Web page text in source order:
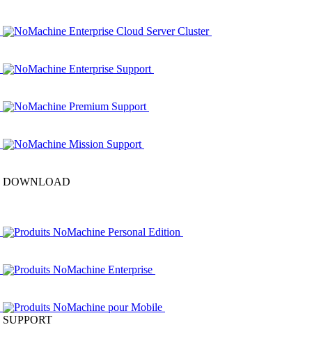
NoMachine Enterprise Cloud Server Cluster
NoMachine Enterprise Support
NoMachine Premium Support
NoMachine Mission Support
DOWNLOAD
Produits NoMachine Personal Edition
Produits NoMachine Enterprise
Produits NoMachine pour Mobile
SUPPORT